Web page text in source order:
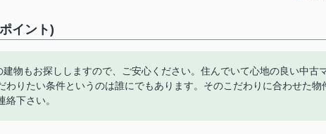
イント)
物もお探ししますので、ご安心ください。住んでいて心地の良い中古
りたい条件というのは誰にでもあります。そのこだわりに合わせた物
下さい。